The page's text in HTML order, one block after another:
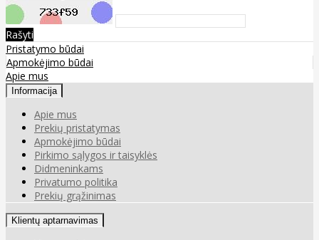
Rašyti
Pristatymo būdai
Apmokėjimo būdai
Apie mus
Informacija
Apie mus
Prekių pristatymas
Apmokėjimo būdai
Pirkimo sąlygos ir taisyklės
Didmeninkams
Privatumo politika
Prekių grąžinimas
Klientų aptarnavimas